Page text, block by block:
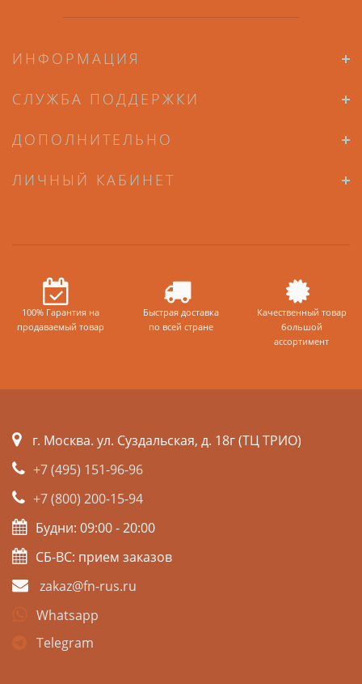
ИНФОРМАЦИЯ
СЛУЖБА ПОДДЕРЖКИ
ДОПОЛНИТЕЛЬНО
ЛИЧНЫЙ КАБИНЕТ
100% Гарантия на
продаваемый товар
Быстрая доставка
по всей стране
Качественный товар
большой
ассортимент
г. Москва. ул. Суздальская, д. 18г (ТЦ ТРИО)
+7 (495) 151-96-96
+7 (800) 200-15-94
Будни: 09:00 - 20:00
СБ-ВС: прием заказов
zakaz@fn-rus.ru
Whatsapp
Telegram